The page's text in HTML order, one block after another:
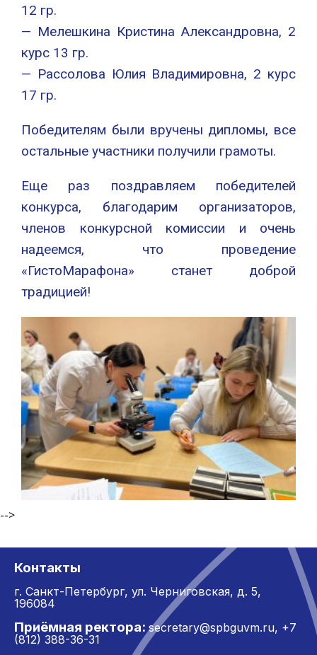
12 гр.
— Мелешкина Кристина Александровна, 2
курс 13 гр.
— Рассолова Юлия Владимировна, 2 курс
17 гр.
Победителям были вручены дипломы, все
остальные участники получили грамоты.
Еще раз поздравляем победителей
конкурса, благодарим организаторов,
членов конкурсной комиссии и очень
надеемся, что проведение
«ГистоМарафона» станет доброй
традицией!
-->
Контакты
г. Санкт-Петербург, ул. Черниговская, д. 5,
196084
Приёмная ректора: secretary@spbguvm.ru, +7
(812) 388-36-31